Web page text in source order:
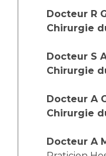
Docteur R
Chirurgie
Chirurgie
Docteur A
Chirurgie
Docteur A